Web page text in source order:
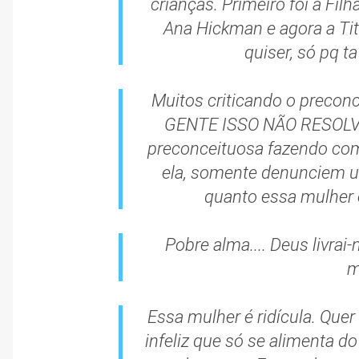
crianças. Primeiro foi a
Ana Hickman e agora a
quiser, só pq
Muitos criticando o
GENTE ISSO NÃO
preconceituosa fazendo
ela, somente denunciem
quanto essa mulher
Pobre alma.... Deus
Essa mulher é ridícula.
infeliz que só se alimenta